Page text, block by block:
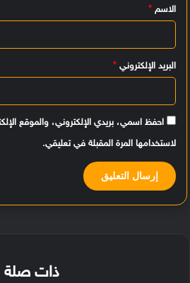
ق
الاسم *
البريد الإلكتروني *
احفظ اسمي، بريدي الإلكتروني، والموقع
لاستخدامها المرة المقبلة في تعليقي.
ذات صلة